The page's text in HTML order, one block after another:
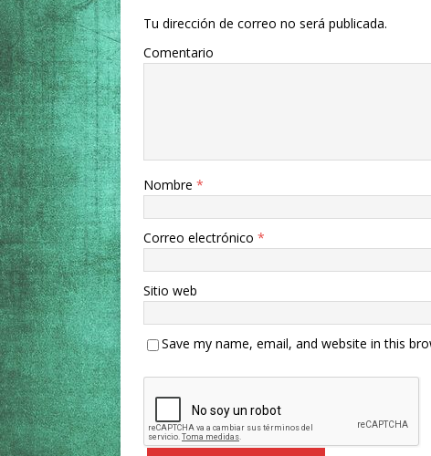
Tu dirección de correo no será publicada.
Comentario
Nombre *
Correo electrónico *
Sitio web
Save my name, email, and website in this